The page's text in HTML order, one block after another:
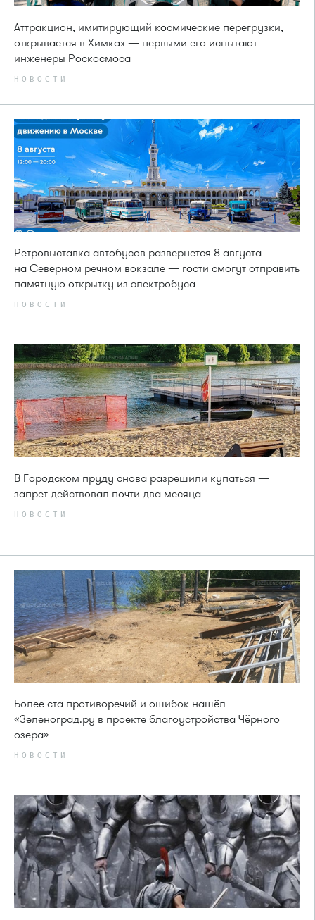
Аттракцион, имитирующий космические перегрузки,
открывается в Химках — первыми его испытают
инженеры Роскосмоса
НОВОСТИ
Ретровыставка автобусов развернется 8 августа
на Северном речном вокзале — гости смогут отправить
памятную открытку из электробуса
НОВОСТИ
В Городском пруду снова разрешили купаться —
запрет действовал почти два месяца
НОВОСТИ
Более ста противоречий и ошибок нашёл
«Зеленоград.ру в проекте благоустройства Чёрного
озера»
НОВОСТИ